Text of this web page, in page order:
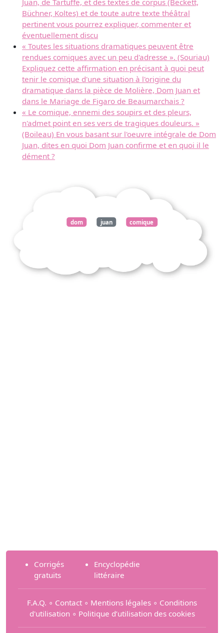
Büchner, Koltes) et de toute autre texte théâtral
pertinent vous pourrez expliquer, commenter et
éventuellement discu
« Toutes les situations dramatiques peuvent être
rendues comiques avec un peu d'adresse ». (Souriau)
Expliquez cette affirmation en précisant à quoi peut
tenir le comique d'une situation à l'origine du
dramatique dans la pièce de Molière, Dom Juan et
dans le Mariage de Figaro de Beaumarchais ?
« Le comique, ennemi des soupirs et des pleurs,
n'admet point en ses vers de tragiques douleurs. »
(Boileau) En vous basant sur l'oeuvre intégrale de Dom
Juan, dites en quoi Dom Juan confirme et en quoi il le
dément ?
dom juan comique
Corrigés
gratuits
Encyclopédie
littéraire
F.A.Q. ∘ Contact ∘ Mentions légales ∘ Conditions
d'utilisation ∘ Politique d’utilisation des cookies